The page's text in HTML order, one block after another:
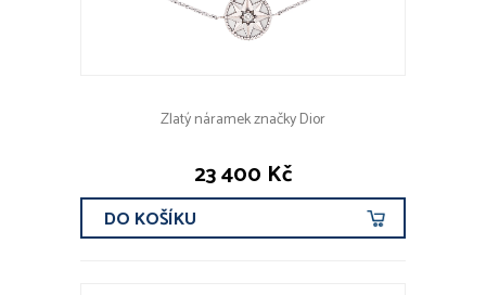
Zlatý náramek značky Dior
23 400 Kč
DO KOŠÍKU